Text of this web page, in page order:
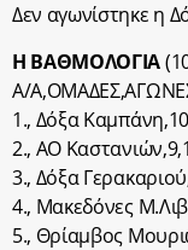
Δεν αγωνίστηκε η
Η ΒΑΘΜΟΛΟΓΙΑ
Α/
1., Δόξα
2., ΑΟ
3., Δόξα
4., Μακεδόνες
5., Θρίαμβος